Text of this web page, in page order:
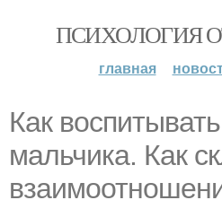
ПСИХОЛОГИЯ
главная
Как
мальчика. Как